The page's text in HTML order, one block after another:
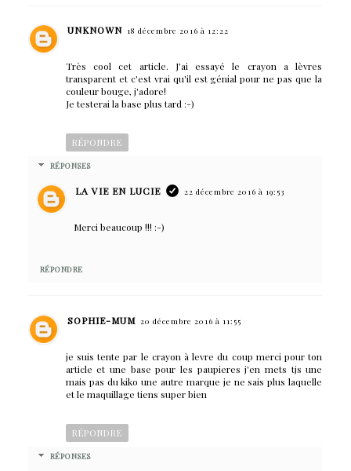
UNKNOWN 18 décembre 2016 à 12:22
Très cool cet article. J'ai essayé le crayon a lèvres
transparent et c'est vrai qu'il est génial pour ne pas que la
couleur bouge, j'adore!
Je testerai la base plus tard :-)
RÉPONDRE
RÉPONSES
LA VIE EN LUCIE 22 décembre 2016 à 19:53
Merci beaucoup !!! :-)
RÉPONDRE
SOPHIE-MUM 20 décembre 2016 à 11:55
je suis tente par le crayon à levre du coup merci pour ton
article et une base pour les paupieres j'en mets tjs une
mais pas du kiko une autre marque je ne sais plus laquelle
et le maquillage tiens super bien
RÉPONDRE
RÉPONSES